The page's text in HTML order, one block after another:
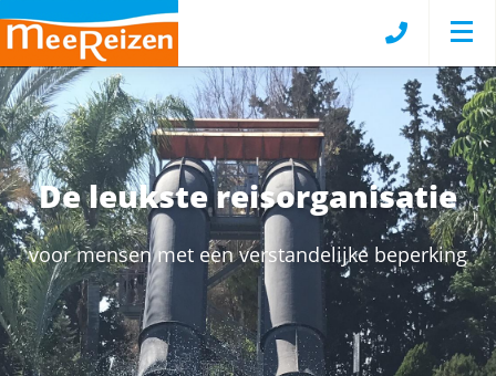
De leukste reisorganisatie
voor mensen met een verstandelijke beperking